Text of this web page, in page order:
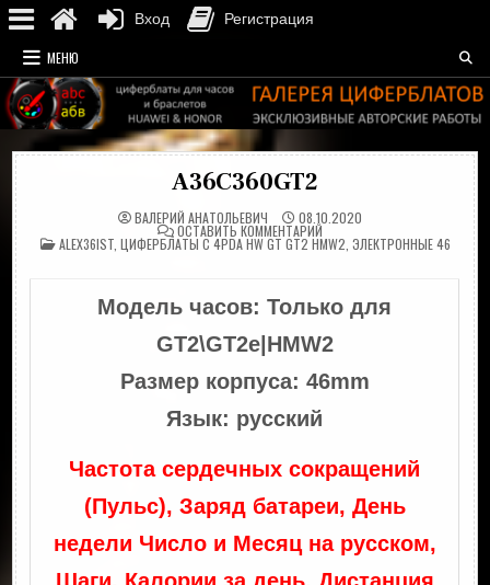
Перейти
к
содержимому
МЕНЮ
A36C360GT2
ВАЛЕРИЙ АНАТОЛЬЕВИЧ 08.10.2020
ОСТАВИТЬ КОММЕНТАРИЙНА
A36C360GT2
ОПУБЛИКОВАНО
В
ALEX36IST, ЦИФЕРБЛАТЫ С 4PDA HW GT GT2 HMW2 ЭЛЕКТРОННЫЕ 46
Модель часов: Только для
GT2\GT2e|HMW2
Размер корпуса: 46mm
Язык: русский
Частота сердечных сокращений
(Пульс), Заряд батареи, День
недели Число и Месяц на русском,
Вход Регистрация